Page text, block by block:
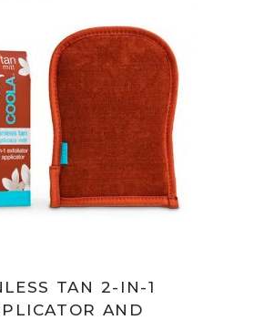
AL CARRITO
TAN 2-IN-1
AND